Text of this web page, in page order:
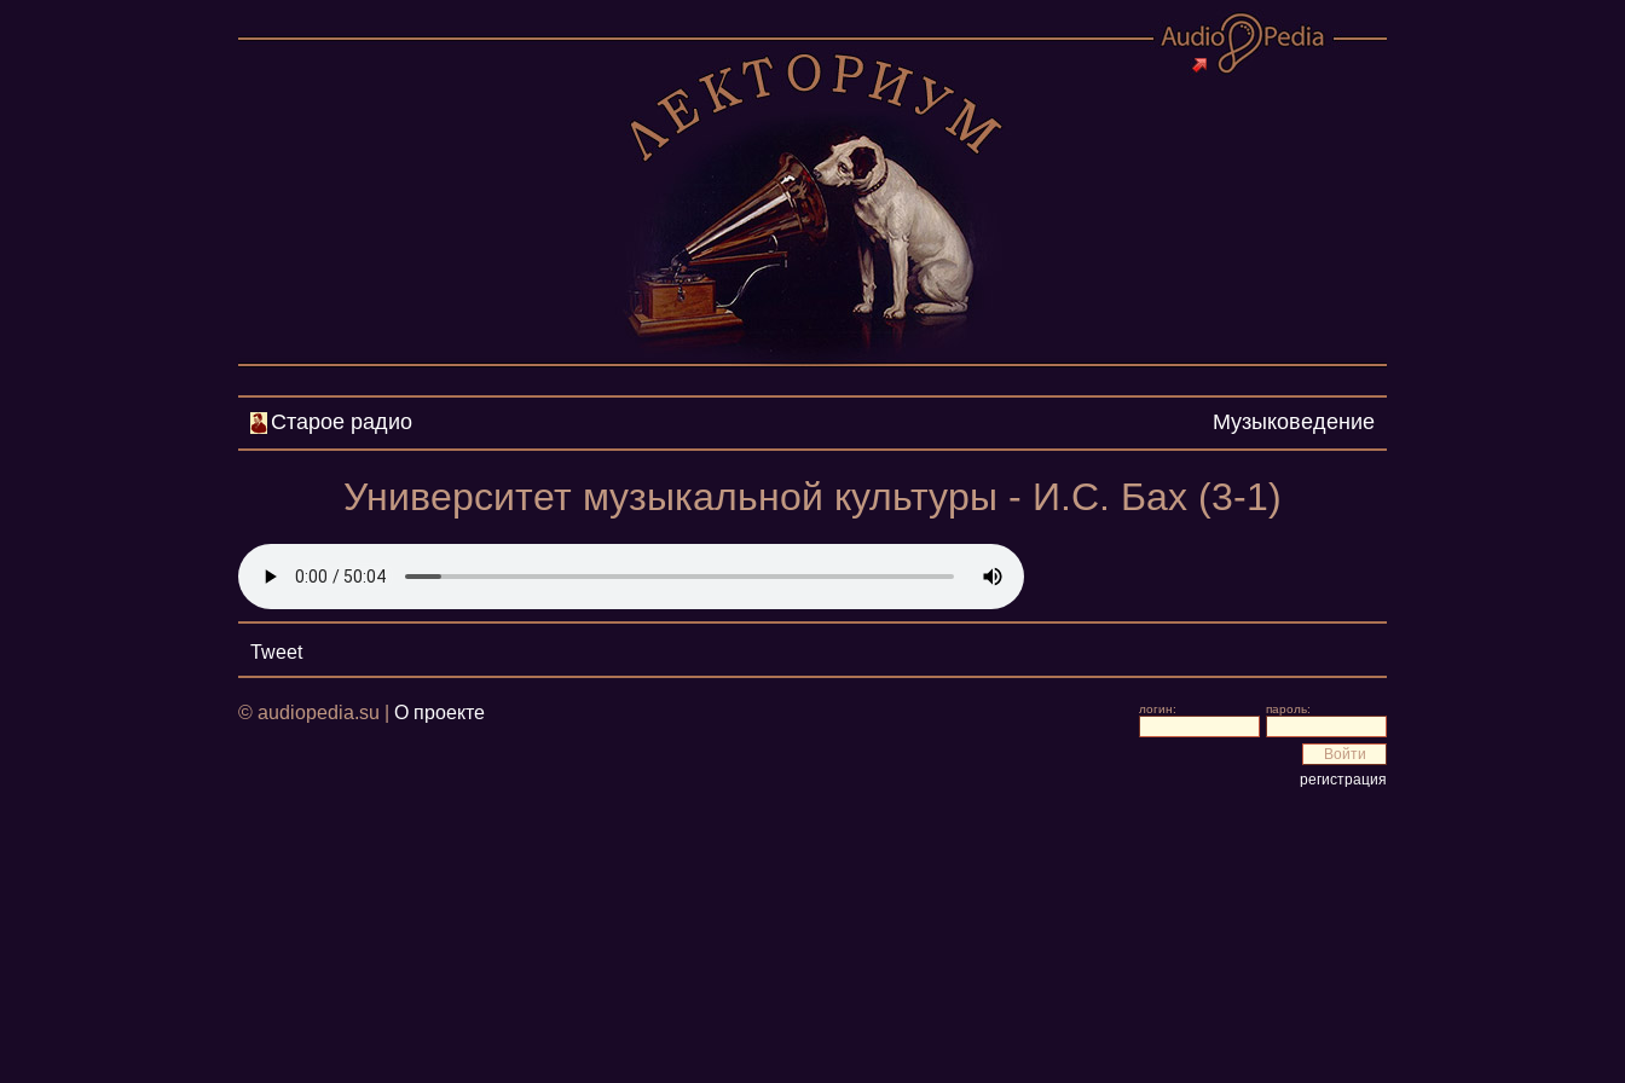
Старое радио Музыковедение
Университет музыкальной культуры - И.С. Бах (3-1)
Tweet
© audiopedia.su | О проекте пароль:
логин:
регистрация